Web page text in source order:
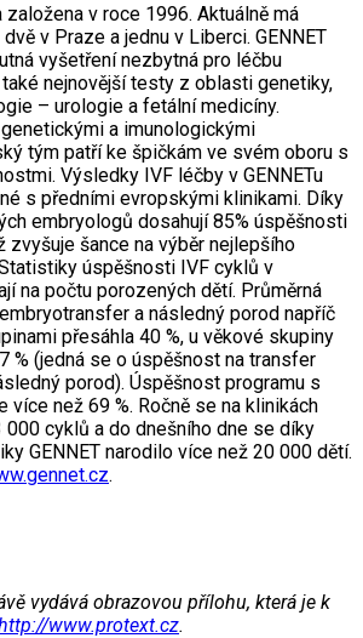
založena v roce 1996. Aktuálně má
v Praze a jednu v Liberci. GENNET
vyšetření nezbytná pro léčbu
nejnovější testy z oblasti genetiky,
– urologie a fetální medicíny.
a imunologickými
tým patří ke špičkám ve svém oboru s
Výsledky IVF léčby v GENNETu
s předními evropskými klinikami. Díky
embryologů dosahují 85% úspěšnosti
zvyšuje šance na výběr nejlepšího
úspěšnosti IVF cyklů v
na počtu porozených dětí. Průměrná
a následný porod napříč
přesáhla 40 %, u věkové skupiny
% (jedná se o úspěšnost na transfer
porod). Úspěšnost programu s
více než 69 %. Ročně se na klinikách
cyklů a do dnešního dne se díky
GENNET narodilo více než 20 000 dětí.
.
vydává obrazovou přílohu, která je k
www.protext.cz.